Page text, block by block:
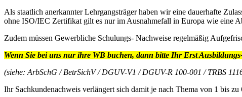
Als staatlich anerkannter Lehrgangsträger haben wir eine dauerhafte
ohne ISO/IEC Zertifikat gilt es nur im Ausnahmefall in Europa wie eine
Zudem müssen Gewerbliche Schulungs- Nachweise regelmäßig
Wenn Sie bei uns nur ihre WB buchen, dann bitte Ihr Erst
(siehe: ArbSchG / BetrSichV / DGUV-V1 / DGUV-R 100-001 / TRBS
Ihr Sachkundenachweis verlängert sich damit je nach Thema von 1 bis zu